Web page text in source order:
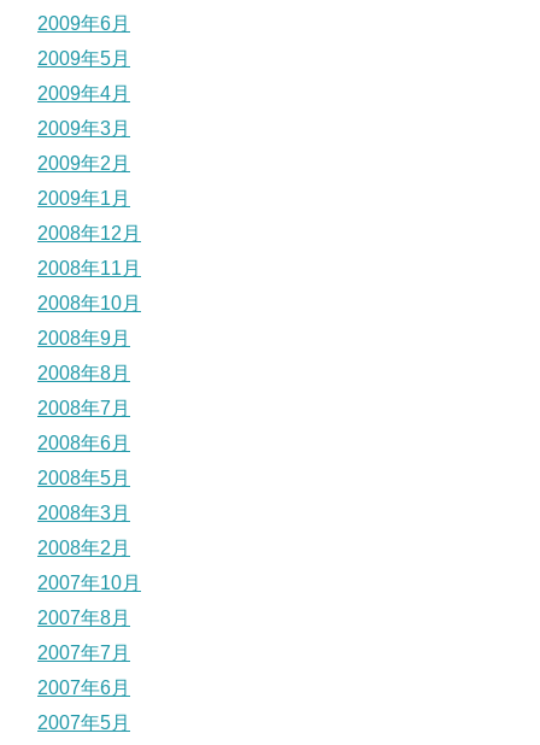
2009年6月
2009年5月
2009年4月
2009年3月
2009年2月
2009年1月
2008年12月
2008年11月
2008年10月
2008年9月
2008年8月
2008年7月
2008年6月
2008年5月
2008年3月
2008年2月
2007年10月
2007年8月
2007年7月
2007年6月
2007年5月